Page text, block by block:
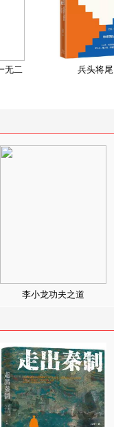
无二 兵头将尾
李小龙功夫之道